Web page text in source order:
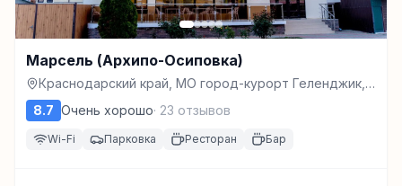
Марсель (Архипо-Осиповка)
Краснодарский край, МО город-курорт Геленджик,
с.Архипо-Осиповка, ул.Школьная, д.46., Архипо-
Осиповка
8.7 Очень хорошо· 23 отзывов
Wi-Fi Парковка Ресторан Бар